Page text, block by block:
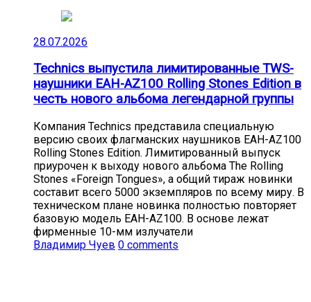
28.07.2026
Technics выпустила лимитированные TWS-
наушники EAH-AZ100 Rolling Stones Edition в
честь нового альбома легендарной группы
Компания Technics представила специальную
версию своих флагманских наушников EAH-AZ100
Rolling Stones Edition. Лимитированный выпуск
приурочен к выходу нового альбома The Rolling
Stones «Foreign Tongues», а общий тираж новинки
составит всего 5000 экземпляров по всему миру. В
техническом плане новинка полностью повторяет
базовую модель EAH-AZ100. В основе лежат
фирменные 10-мм излучатели
Владимир Чуев 0 comments